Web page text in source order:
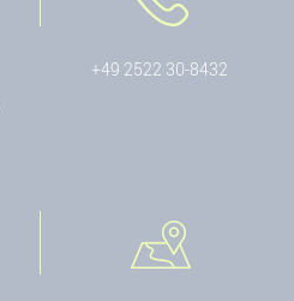
+49 2522 30-8432